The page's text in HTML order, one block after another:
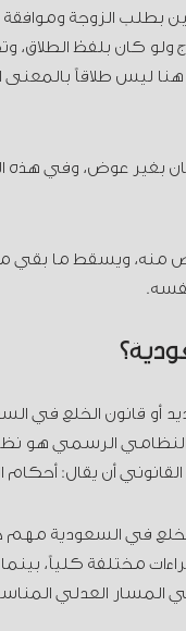
بطلب الزوجة وموافقة
كان بلفظ الطلاق،
هنا ليس طلاقاً
بغير عوض، وفي هذه
منه، ويسقط ما بقي
أو قانون الخلع
الرسمي هو
القانوني أن يقال:
في السعودية
مختلفة كلياً،
المسار العدلي